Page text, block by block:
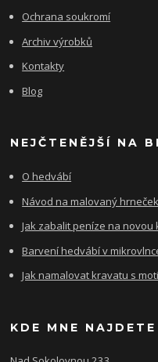
Ochrana soukromí
Archiv výrobků
Kontakty
Blog
NEJČTENĚJŠÍ NA
O hedvábí
Návod na malovaný hrneček
Jak zabalit peníze na novou
Barvení hedvábí v
Jak namalovat kravatu s
KDE MNE NAJDETE